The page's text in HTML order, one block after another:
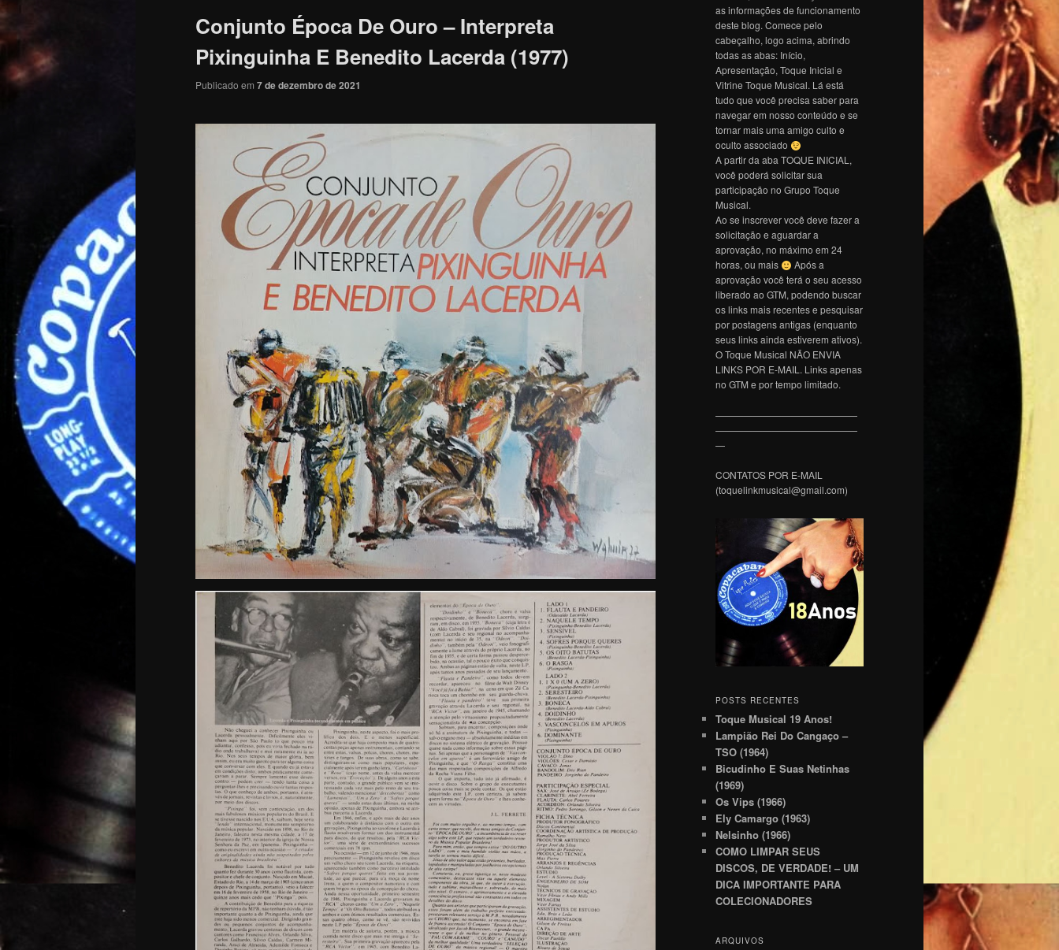
Conjunto Época De Ouro – Interpreta
Pixinguinha E Benedito Lacerda (1977)
Publicado em 7 de dezembro de 2021
as informações de funcionamento
deste blog. Comece pelo
cabeçalho, logo acima, abrindo
todas as abas: Início,
Apresentação, Toque Inicial e
Vitrine Toque Musical. Lá está
tudo que você precisa saber para
navegar em nosso conteúdo e se
tornar mais uma amigo culto e
oculto associado
A partir da aba TOQUE INICIAL,
você poderá solicitar sua
participação no Grupo Toque
Musical.
Ao se inscrever você deve fazer a
solicitação e aguardar a
aprovação, no máximo em 24
horas, ou mais
Após a
aprovação você terá o seu acesso
liberado ao GTM, podendo buscar
os links mais recentes e pesquisar
por postagens antigas (enquanto
seus links ainda estiverem ativos).
O Toque Musical NÃO ENVIA
LINKS POR E-MAIL. Links apenas
no GTM e por tempo limitado.
———————————————
———————————————
—
CONTATOS POR E-MAIL
(toquelinkmusical@gmail.com)
POSTS RECENTES
Toque Musical 19 Anos!
Lampião Rei Do Cangaço –
TSO (1964)
Bicudinho E Suas Netinhas
(1969)
Os Vips (1966)
Ely Camargo (1963)
Nelsinho (1966)
COMO LIMPAR SEUS
DISCOS, DE VERDADE! – UM
DICA IMPORTANTE PARA
COLECIONADORES
ARQUIVOS